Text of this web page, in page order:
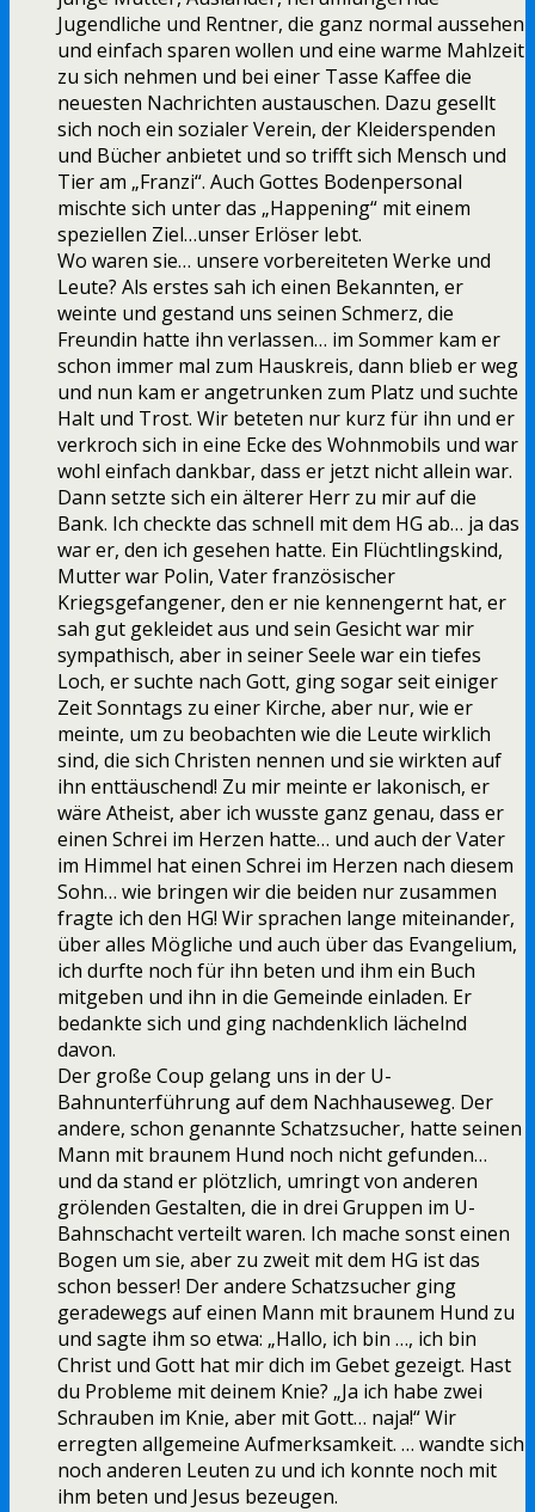
Jugendliche und Rentner, die ganz normal aussehen
und einfach sparen wollen und eine warme Mahlzeit
zu sich nehmen und bei einer Tasse Kaffee die
neuesten Nachrichten austauschen. Dazu gesellt
sich noch ein sozialer Verein, der Kleiderspenden
und Bücher anbietet und so trifft sich Mensch und
Tier am „Franzi“. Auch Gottes Bodenpersonal
mischte sich unter das „Happening“ mit einem
speziellen Ziel…unser Erlöser lebt.
Wo waren sie… unsere vorbereiteten Werke und
Leute? Als erstes sah ich einen Bekannten, er
weinte und gestand uns seinen Schmerz, die
Freundin hatte ihn verlassen… im Sommer kam er
schon immer mal zum Hauskreis, dann blieb er weg
und nun kam er angetrunken zum Platz und suchte
Halt und Trost. Wir beteten nur kurz für ihn und er
verkroch sich in eine Ecke des Wohnmobils und war
wohl einfach dankbar, dass er jetzt nicht allein war.
Dann setzte sich ein älterer Herr zu mir auf die
Bank. Ich checkte das schnell mit dem HG ab… ja das
war er, den ich gesehen hatte. Ein Flüchtlingskind,
Mutter war Polin, Vater französischer
Kriegsgefangener, den er nie kennengernt hat, er
sah gut gekleidet aus und sein Gesicht war mir
sympathisch, aber in seiner Seele war ein tiefes
Loch, er suchte nach Gott, ging sogar seit einiger
Zeit Sonntags zu einer Kirche, aber nur, wie er
meinte, um zu beobachten wie die Leute wirklich
sind, die sich Christen nennen und sie wirkten auf
ihn enttäuschend! Zu mir meinte er lakonisch, er
wäre Atheist, aber ich wusste ganz genau, dass er
einen Schrei im Herzen hatte… und auch der Vater
im Himmel hat einen Schrei im Herzen nach diesem
Sohn… wie bringen wir die beiden nur zusammen
fragte ich den HG! Wir sprachen lange miteinander,
über alles Mögliche und auch über das Evangelium,
ich durfte noch für ihn beten und ihm ein Buch
mitgeben und ihn in die Gemeinde einladen. Er
bedankte sich und ging nachdenklich lächelnd
davon.
Der große Coup gelang uns in der U-
Bahnunterführung auf dem Nachhauseweg. Der
andere, schon genannte Schatzsucher, hatte seinen
Mann mit braunem Hund noch nicht gefunden…
und da stand er plötzlich, umringt von anderen
grölenden Gestalten, die in drei Gruppen im U-
Bahnschacht verteilt waren. Ich mache sonst einen
Bogen um sie, aber zu zweit mit dem HG ist das
schon besser! Der andere Schatzsucher ging
geradewegs auf einen Mann mit braunem Hund zu
und sagte ihm so etwa: „Hallo, ich bin …, ich bin
Christ und Gott hat mir dich im Gebet gezeigt. Hast
du Probleme mit deinem Knie? „Ja ich habe zwei
Schrauben im Knie, aber mit Gott… naja!“ Wir
erregten allgemeine Aufmerksamkeit. … wandte sich
noch anderen Leuten zu und ich konnte noch mit
ihm beten und Jesus bezeugen.